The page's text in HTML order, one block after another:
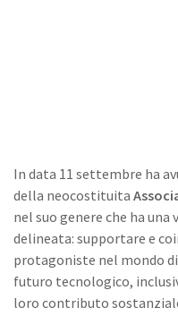
In data 11 settembre ha
della neocostituita
nel suo genere che ha una
delineata: supportare e
protagoniste nel mondo
futuro tecnologico,
loro contributo